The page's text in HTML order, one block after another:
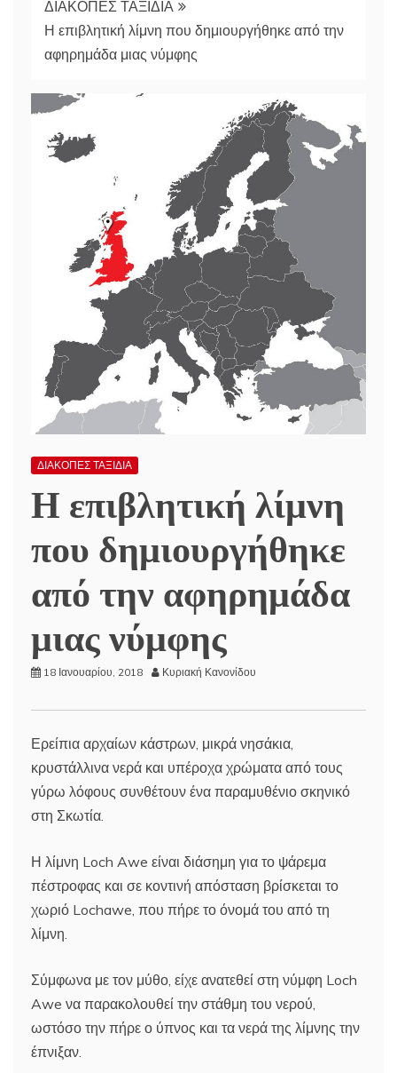
ΔΙΑΚΟΠΕΣ ΤΑΞΙΔΙΑ
Η επιβλητική λίμνη που δημιουργήθηκε από την
αφηρημάδα μιας νύμφης
ΔΙΑΚΟΠΕΣ ΤΑΞΙΔΙΑ
Η επιβλητική λίμνη
που δημιουργήθηκε
από την αφηρημάδα
μιας νύμφης
18 Ιανουαρίου, 2018 Κυριακή Κανονίδου
Ερείπια αρχαίων κάστρων, μικρά νησάκια,
κρυστάλλινα νερά και υπέροχα χρώματα από τους
γύρω λόφους συνθέτουν ένα παραμυθένιο σκηνικό
στη Σκωτία.
Η λίμνη Loch Awe είναι διάσημη για το ψάρεμα
πέστροφας και σε κοντινή απόσταση βρίσκεται το
χωριό Lochawe, που πήρε το όνομά του από τη
λίμνη.
Σύμφωνα με τον μύθο, είχε ανατεθεί στη νύμφη Loch
Awe να παρακολουθεί την στάθμη του νερού,
ωστόσο την πήρε ο ύπνος και τα νερά της λίμνης την
έπνιξαν.